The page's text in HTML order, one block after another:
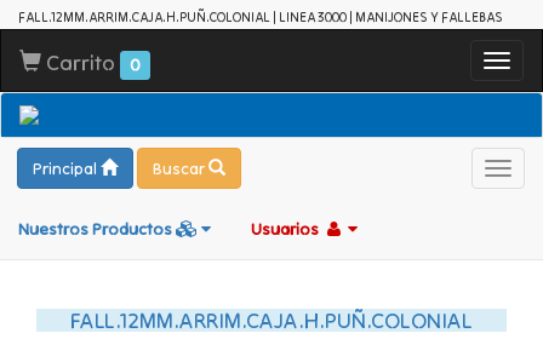
FALL.12MM.ARRIM.CAJA.H.PUÑ.COLONIAL | LINEA 3000 | MANIJONES Y FALLEBAS
Carrito 0
Principal Buscar
Nuestros Productos Usuarios
FALL.12MM.ARRIM.CAJA.H.PUÑ.COLONIAL